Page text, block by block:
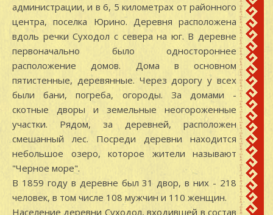
администрации, и в 6, 5 километрах от районного
центра, поселка Юрино. Деревня расположена
вдоль речки Суходол с севера на юг. В деревне
первоначально было одностороннее
расположение домов. Дома в основном
пятистенные, деревянные. Через дорогу у всех
были бани, погреба, огороды. За домами -
скотные дворы и земельные неогороженные
участки. Рядом, за деревней, расположен
смешанный лес. Посреди деревни находится
небольшое озеро, которое жители называют
"Черное море".
В 1859 году в деревне был 31 двор, в них - 218
человек, в том числе 108 мужчин и 110 женщин.
Население деревни Суходол, входившей в состав